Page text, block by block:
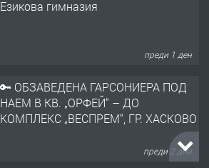
КОМПЛЕКС „ВЕСПРЕМ“, ГР. ХАСКОВО
преди 2 дни
НАПЪЛНО ОБЗАВЕДЕН И
АПАРТАМЕНТ В ЦЕНТЪРА НА ГР.